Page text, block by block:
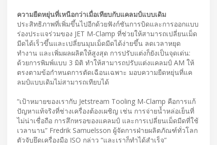
ความยืดหยุ่นที่เหนือกว่าเมื่อเทียบกับแคลมป์แบบเดิม
ประสิทธิภาพที่เพิ่มขึ้นไปอีกด้วยฟังก์ชันการบิดและการออกแบบ
ร่องประแจร่วมของ JET M-Clamp ที่ช่วยให้สามารถเปลี่ยนเม็ด
มีดได้เร็วขึ้นและเปลี่ยนมุมเม็ดมีดได้ง่ายขึ้น ลดเวลาหยุด
ทำงาน และเพิ่มผลผลิตให้สูงสุด การปรับแต่งก็ยังเป็นจุดเด่น:
ด้วยการพิมพ์แบบ 3 มิติ ทำให้สามารถปรับแต่งแคลมป์ AM ให้
ตรงตามข้อกำหนดการตัดเฉือนเฉพาะ มอบความยืดหยุ่นที่แค
ลมป์แบบเดิมไม่สามารถเทียบได้
“เป้าหมายของเรากับ Jetstream Tooling M-Clamp คือการแก้
ปัญหาแท้จริงที่ช่างเครื่องต้องเผชิญ เช่น การจ่ายน้ำหล่อเย็นที่
ไม่น่าเชื่อถือ การสึกหรอของแคลมป์ และการเปลี่ยนเม็ดมีดที่ใช้
เวลานาน” Fredrik Samuelsson ผู้จัดการฝ่ายผลิตภัณฑ์ทั่วโลก
ตัวจับยึดเครื่องมือ ISO กล่าว “และเราก็ทำได้สำเร็จ”